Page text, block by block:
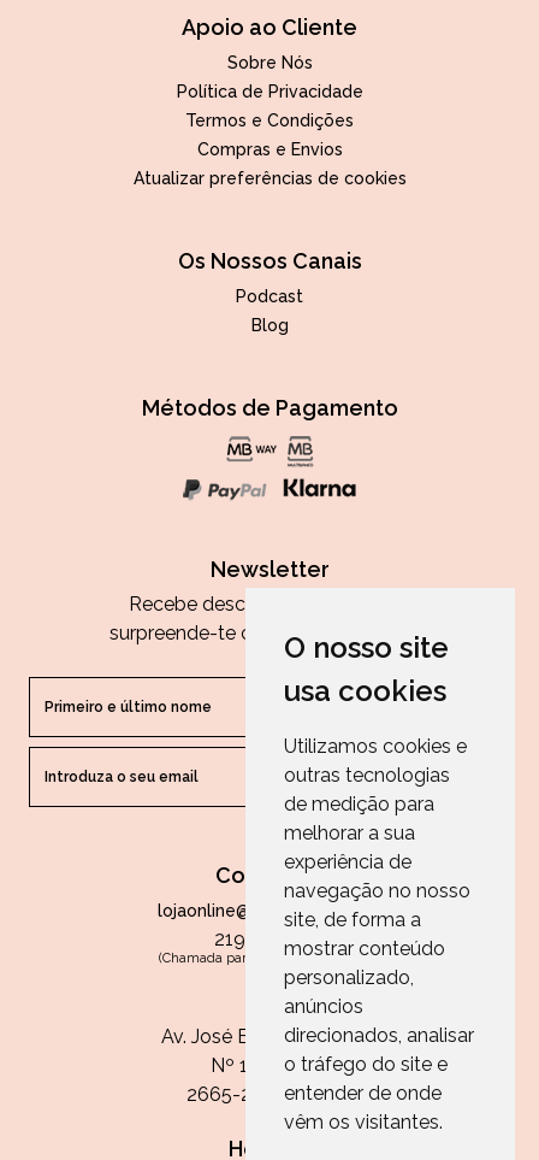
O nosso site
usa cookies
Utilizamos cookies e
outras tecnologias
de medição para
melhorar a sua
experiência de
navegação no nosso
site, de forma a
mostrar conteúdo
personalizado,
anúncios
direcionados, analisar
o tráfego do site e
entender de onde
vêm os visitantes.
Apoio ao Cliente
Sobre Nós
Política de Privacidade
Termos e Condições
Compras e Envios
Atualizar preferências de cookies
Os Nossos Canais
Podcast
Blog
Métodos de Pagamento
Newsletter
Recebe descontos exclusivos e
surpreende-te com as nossas dicas.
ENVIAR
Contactos
lojaonline@paperandarts.pt
219 862 836
(Chamada para a rede fixa nacional)
Loja
Av. José Batista Antunes
Nº 11, Loja 10
2665-236 Malveira
Horário: